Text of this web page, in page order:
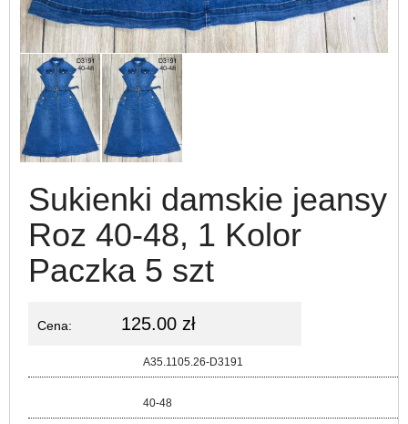
Sukienki damskie jeansy
Roz 40-48, 1 Kolor
Paczka 5 szt
Cena: 125.00 zł
A35.1105.26-D3191
40-48